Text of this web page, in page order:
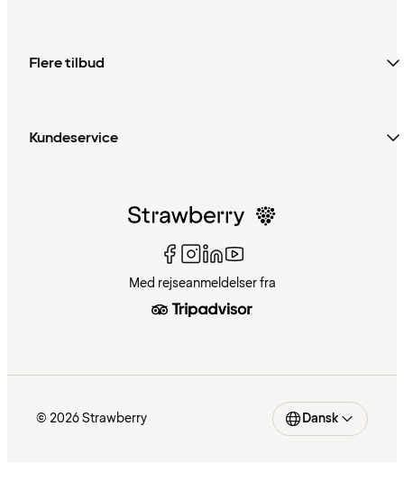
Flere tilbud
Kundeservice
Med rejseanmeldelser fra
© 2026 Strawberry Dansk